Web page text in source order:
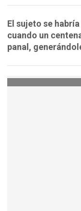
El sujeto se
cuando un
panal,